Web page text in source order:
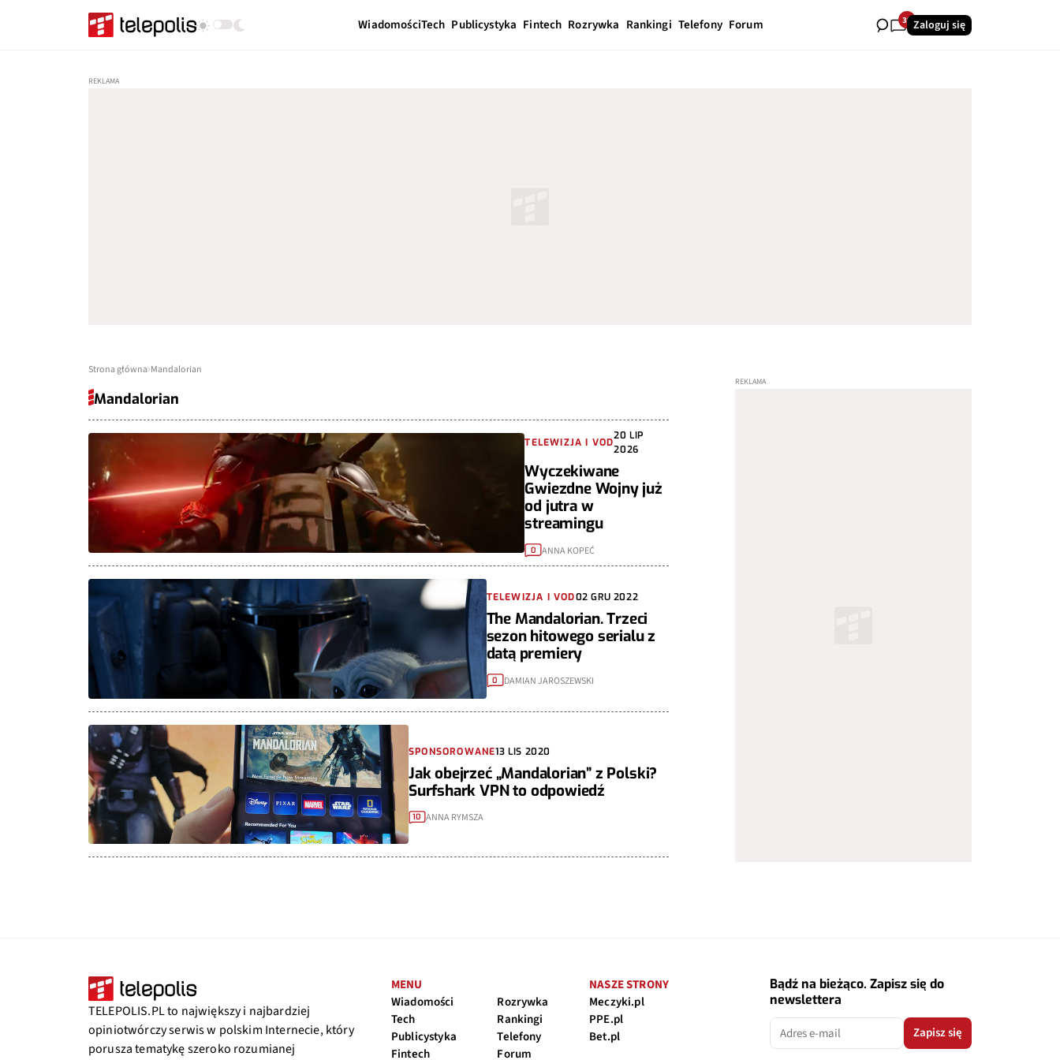
WiadomościTech Publicystyka Fintech Rozrywka Rankingi Telefony Forum 39Zaloguj się
Strona główna Mandalorian
Mandalorian
TELEWIZJA I VOD
20 LIP
2026
Wyczekiwane
Gwiezdne Wojny już
od jutra w
streamingu
0 ANNA KOPEĆ
TELEWIZJA I VOD02 GRU 2022
The Mandalorian. Trzeci
sezon hitowego serialu z
datą premiery
0 DAMIAN JAROSZEWSKI
SPONSOROWANE13 LIS 2020
Jak obejrzeć „Mandalorian” z Polski?
Surfshark VPN to odpowiedź
10 ANNA RYMSZA
TELEPOLIS.PL to największy i najbardziej
opiniotwórczy serwis w polskim Internecie, który
porusza tematykę szeroko rozumianej
MENU
Wiadomości
Tech
Publicystyka
Fintech
Rozrywka
Rankingi
Telefony
Forum
NASZE STRONY
Meczyki.pl
PPE.pl
Bet.pl
Bądź na bieżąco. Zapisz się do
newslettera
Zapisz się